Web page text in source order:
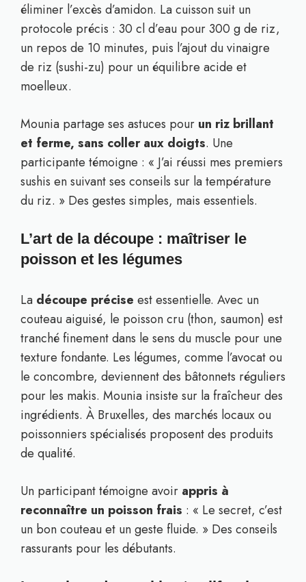
éliminer l’excès d’amidon. La cuisson suit un
protocole précis : 30 cl d’eau pour 300 g de riz,
un repos de 10 minutes, puis l’ajout du vinaigre
de riz (sushi-zu) pour un équilibre acide et
moelleux.
Mounia partage ses astuces pour un riz brillant
et ferme, sans coller aux doigts. Une
participante témoigne : « J’ai réussi mes premiers
sushis en suivant ses conseils sur la température
du riz. » Des gestes simples, mais essentiels.
L’art de la découpe : maîtriser le
poisson et les légumes
La découpe précise est essentielle. Avec un
couteau aiguisé, le poisson cru (thon, saumon) est
tranché finement dans le sens du muscle pour une
texture fondante. Les légumes, comme l’avocat ou
le concombre, deviennent des bâtonnets réguliers
pour les makis. Mounia insiste sur la fraîcheur des
ingrédients. À Bruxelles, des marchés locaux ou
poissonniers spécialisés proposent des produits
de qualité.
Un participant témoigne avoir appris à
reconnaître un poisson frais : « Le secret, c’est
un bon couteau et un geste fluide. » Des conseils
rassurants pour les débutants.